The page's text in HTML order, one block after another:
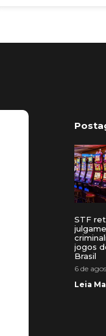
STF
jogos
Brasil
6 de
Leia